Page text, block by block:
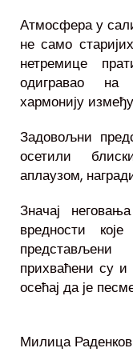
Атмосфера у
не само
нетремице
одигравао на
хармонију
Задовољни
осетили
аплаузом,
Значај
вредности
прихваћени су и
осећај да је
Милица